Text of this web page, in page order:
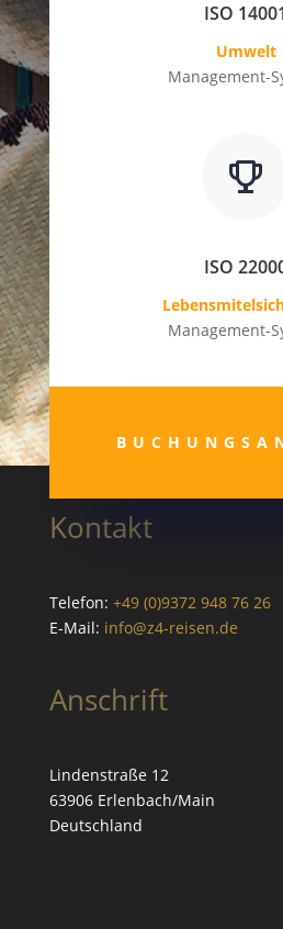
ISO 14001
Umwelt
Management-
ISO
Management-
Kontakt
Telefon: +49 (0)9372 948 76 26
E-Mail: info@z4-reisen.de
Anschrift
Lindenstraße 12
63906 Erlenbach/Main
Deutschland